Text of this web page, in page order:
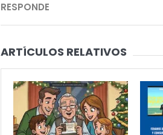
RESPONDE
ARTÍCULOS RELATIVOS